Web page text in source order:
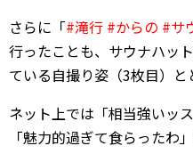
さらに「#滝行 #からの #サ
行ったことも、サウナハッ
ている自撮り姿（3枚目）と
ネット上では「相当強いッ
「魅力的過ぎて食らったわ